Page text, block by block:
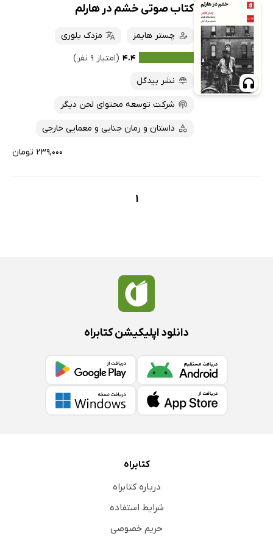
تازه‌ها
داغ‌ترین‌ها
پرفروش‌ها
ارزان ترین‌ها
همه کتاب‌ها
کتاب‌های صوتی
کتاب‌های متنی
کتاب صوتی خشم در هارلم
چستر هایمز
مزدک بلوری
۴.۴ (امتیاز ۹ نفر)
نشر بیدگل
شرکت توسعه محتوای لحن دیگر
داستان و رمان جنایی و معمایی خارجی
۲۳۹,۰۰۰ تومان
1
دانلود اپلیکیشن کتابراه
کتابراه
درباره کتابراه
شرایط استفاده
حریم خصوصی